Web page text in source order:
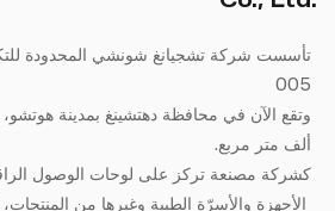
005
ألف متر مربع.
كشركة مصنعة تركز على لوحات الوصول